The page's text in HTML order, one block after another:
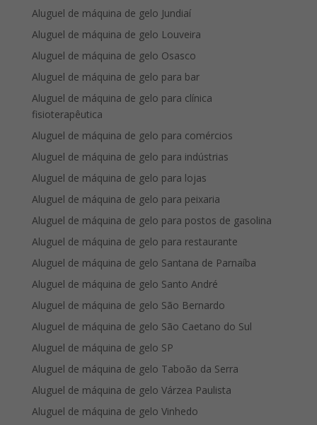
Aluguel de máquina de gelo Jundiaí
Aluguel de máquina de gelo Louveira
Aluguel de máquina de gelo Osasco
Aluguel de máquina de gelo para bar
Aluguel de máquina de gelo para clínica
fisioterapêutica
Aluguel de máquina de gelo para comércios
Aluguel de máquina de gelo para indústrias
Aluguel de máquina de gelo para lojas
Aluguel de máquina de gelo para peixaria
Aluguel de máquina de gelo para postos de gasolina
Aluguel de máquina de gelo para restaurante
Aluguel de máquina de gelo Santana de Parnaíba
Aluguel de máquina de gelo Santo André
Aluguel de máquina de gelo São Bernardo
Aluguel de máquina de gelo São Caetano do Sul
Aluguel de máquina de gelo SP
Aluguel de máquina de gelo Taboão da Serra
Aluguel de máquina de gelo Várzea Paulista
Aluguel de máquina de gelo Vinhedo